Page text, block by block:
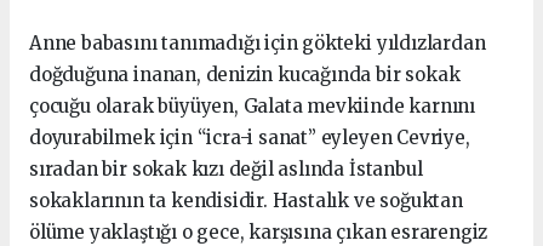
Anne babasını tanımadığı için gökteki yıldızlardan
doğduğuna inanan, denizin kucağında bir sokak
çocuğu olarak büyüyen, Galata mevkiinde karnını
doyurabilmek için “icra-i sanat” eyleyen Cevriye,
sıradan bir sokak kızı değil aslında İstanbul
sokaklarının ta kendisidir. Hastalık ve soğuktan
ölüme yaklaştığı o gece, karşısına çıkan esrarengiz